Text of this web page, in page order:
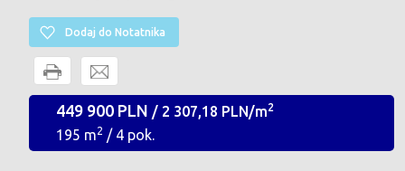
Dodaj do Notatnika
449 900 PLN / 2 307,18 PLN/m2
195 m2 / 4 pok.